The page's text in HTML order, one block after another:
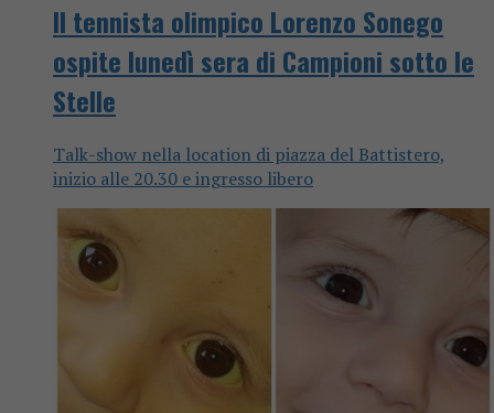
Il tennista olimpico Lorenzo Sonego
ospite lunedì sera di Campioni sotto le
Stelle
Talk-show nella location di piazza del Battistero,
inizio alle 20.30 e ingresso libero